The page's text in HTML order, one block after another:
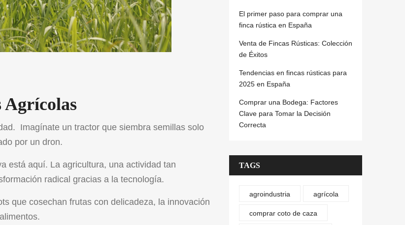
Agrícolas
Imagínate un tractor que siembra semillas solo
por un dron.
está aquí. La agricultura, una actividad tan
radical gracias a la tecnología.
que cosechan frutas con delicadeza, la innovación
El primer paso para comprar una
finca rústica en España
Venta de Fincas Rústicas: Colección
de Éxitos
Tendencias en fincas rústicas para
2025 en España
Comprar una Bodega: Factores
Clave para Tomar la Decisión
Correcta
TAGS
agroindustria agrícola
comprar coto de caza